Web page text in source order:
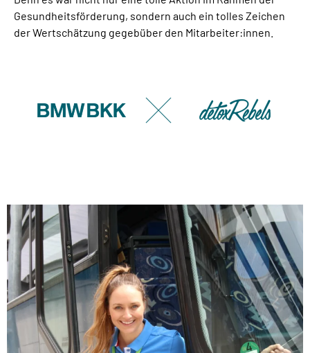
Gesundheitsförderung, sondern auch ein tolles Zeichen
der Wertschätzung gegebüber den Mitarbeiter:innen.